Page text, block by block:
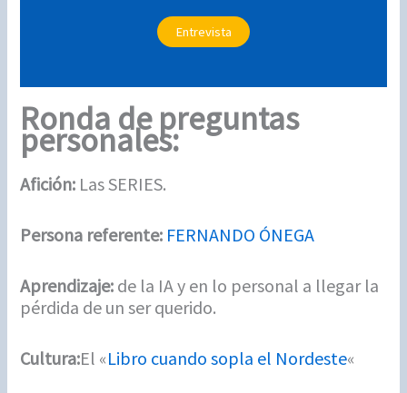
Entrevista
Ronda de preguntas
personales:
Afición: Las SERIES.
Persona referente: FERNANDO ÓNEGA
Aprendizaje: de la IA y en lo personal a llegar la
pérdida de un ser querido.
Cultura:El «Libro cuando sopla el Nordeste«